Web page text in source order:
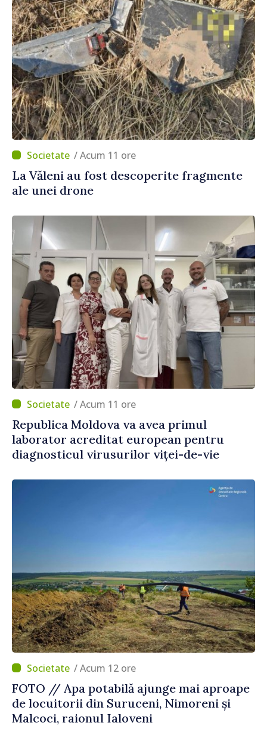
/ Acum 11 ore
La Văleni au fost descoperite fragmente
ale unei drone
/ Acum 11 ore
Republica Moldova va avea primul
laborator acreditat european pentru
diagnosticul virusurilor viței-de-vie
/ Acum 12 ore
FOTO // Apa potabilă ajunge mai aproape
de locuitorii din Suruceni, Nimoreni și
Malcoci, raionul Ialoveni